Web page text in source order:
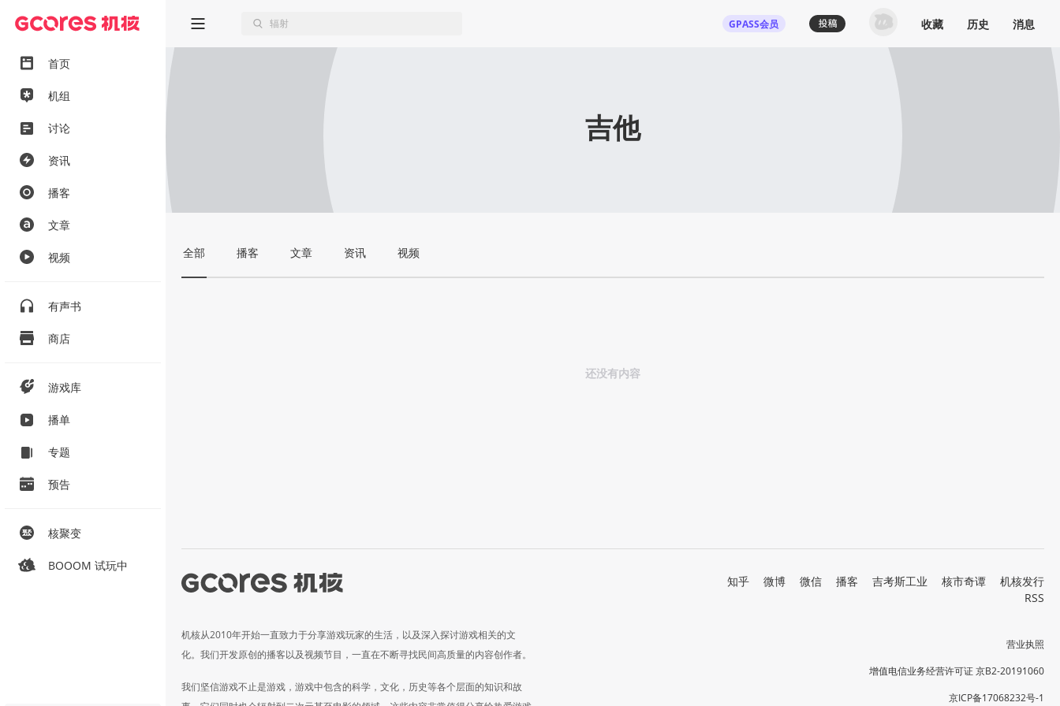
首页
机组
讨论
资讯
播客
文章
视频
有声书
商店
游戏库
播单
专题
预告
核聚变
BOOOM 试玩中
GPASS会员 收藏 历史 消息
吉他
全部 播客 文章 资讯 视频
还没有内容
机核从2010年开始一直致力于分享游戏玩家的生活，以及深入探讨游戏相关的文
化。我们开发原创的播客以及视频节目，一直在不断寻找民间高质量的内容创作者。
我们坚信游戏不止是游戏，游戏中包含的科学，文化，历史等各个层面的知识和故
知乎 微博 微信 播客 吉考斯工业 核市奇谭
机核发行
RSS
营业执照
增值电信业务经营许可证 京B2-20191060
京ICP备17068232号-1